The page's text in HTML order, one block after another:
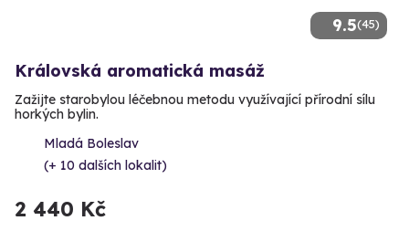
9.5(45)
Královská aromatická masáž
Zažijte starobylou léčebnou metodu využívající přírodní sílu
horkých bylin.
Mladá Boleslav
(+ 10 dalších lokalit)
2 440 Kč